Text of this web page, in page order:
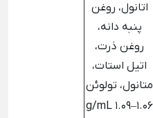
اتانول، روغن
پنبه دانه،
روغن ذرت،
اتیل استات،
متانول، تولوئن
1.06–1.09 g/mL